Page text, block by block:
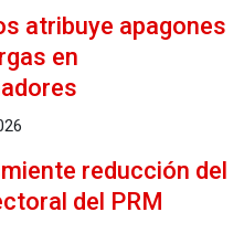
atribuye apagones
en
reducción del
del PRM